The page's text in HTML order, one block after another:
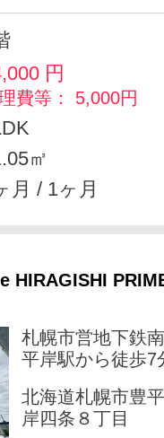
円
費等： 5,000円
㎡
月 / 1ヶ月
HIRAGISHI
札幌市営地下鉄
平岸駅から徒歩7
北海道札幌市豊
岸四条８丁目